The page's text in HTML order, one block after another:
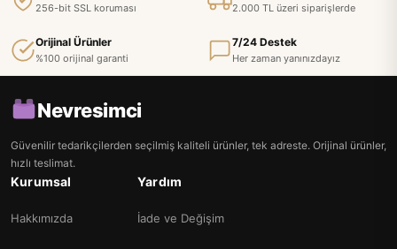
256-bit SSL koruması 2.000 TL üzeri siparişlerde
Orijinal Ürünler
%100 orijinal garanti
7/24 Destek
Her zaman yanınızdayız
Nevresimci
Güvenilir tedarikçilerden seçilmiş kaliteli ürünler, tek adreste. Orijinal ürünler,
hızlı teslimat.
Kurumsal
Hakkımızda
Yardım
İade ve Değişim